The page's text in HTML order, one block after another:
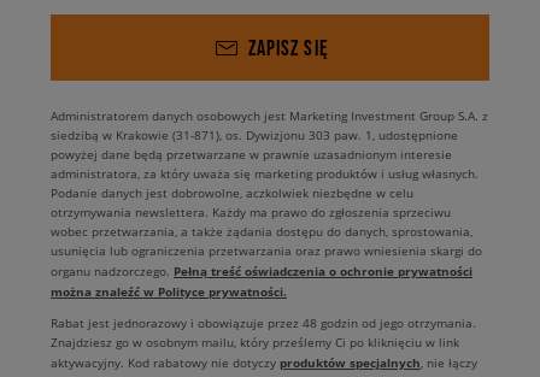
ZAPISZ SIĘ
Administratorem danych osobowych jest Marketing Investment Group S.A. z
siedzibą w Krakowie (31-871), os. Dywizjonu 303 paw. 1, udostępnione
powyżej dane będą przetwarzane w prawnie uzasadnionym interesie
administratora, za który uważa się marketing produktów i usług własnych.
Podanie danych jest dobrowolne, aczkolwiek niezbędne w celu
otrzymywania newslettera. Każdy ma prawo do zgłoszenia sprzeciwu
wobec przetwarzania, a także żądania dostępu do danych, sprostowania,
usunięcia lub ograniczenia przetwarzania oraz prawo wniesienia skargi do
organu nadzorczego. Pełną treść oświadczenia o ochronie prywatności
można znaleźć w Polityce prywatności.
Rabat jest jednorazowy i obowiązuje przez 48 godzin od jego otrzymania.
Znajdziesz go w osobnym mailu, który prześlemy Ci po kliknięciu w link
aktywacyjny. Kod rabatowy nie dotyczy produktów specjalnych, nie łączy